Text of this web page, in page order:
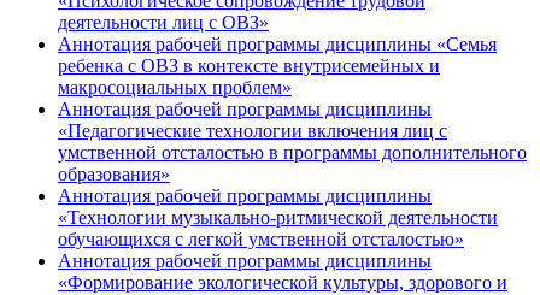
деятельности лиц с ОВЗ»
Аннотация рабочей программы дисциплины «Семья
ребенка с ОВЗ в контексте внутрисемейных и
макросоциальных проблем»
Аннотация рабочей программы дисциплины
«Педагогические технологии включения лиц с
умственной отсталостью в программы дополнительного
образования»
Аннотация рабочей программы дисциплины
«Технологии музыкально-ритмической деятельности
обучающихся с легкой умственной отсталостью»
Аннотация рабочей программы дисциплины
«Формирование экологической культуры, здорового и